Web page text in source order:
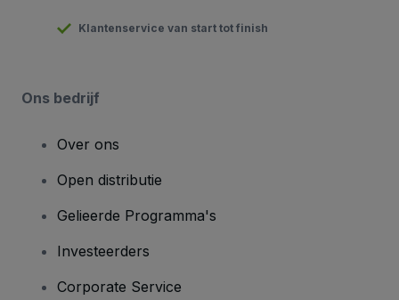
Klantenservice van start tot finish
Ons bedrijf
Over ons
Open distributie
Gelieerde Programma's
Investeerders
Corporate Service